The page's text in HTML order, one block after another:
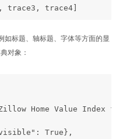
trace3, trace4]
如标题、轴标题、字体等方面的显
对象：
Home Value Index
True},